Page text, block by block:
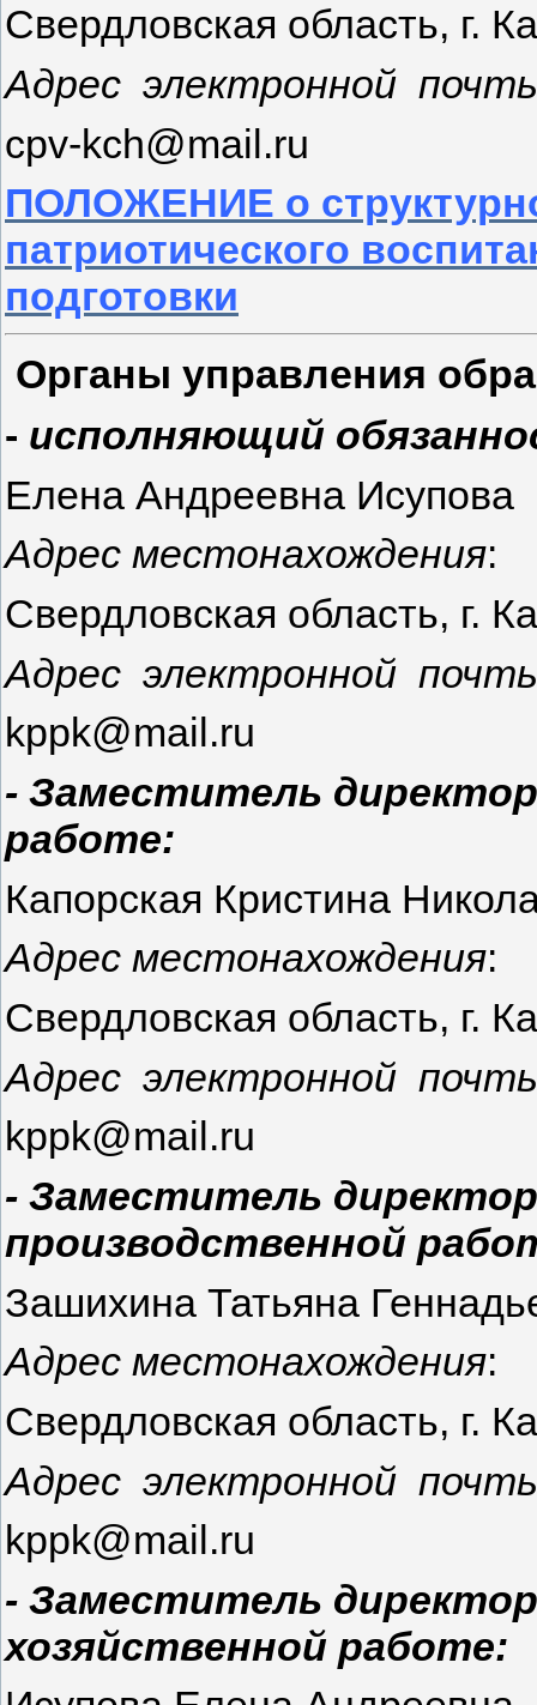
Свердловская область, г.
Адрес электронной
cpv-kch@mail.ru
ПОЛОЖЕНИЕ о
патриотического
подготовки
Органы управления
- исполняющий
Елена Андреевна Исупова
Адрес местонахождения:
Свердловская область, г.
Адрес электронной
kppk@mail.ru
- Заместитель
работе:
Капорская Кристина
Адрес местонахождения:
Свердловская область, г.
Адрес электронной
kppk@mail.ru
- Заместитель
производственной
Зашихина Татьяна
Адрес местонахождения:
Свердловская область, г.
Адрес электронной
kppk@mail.ru
- Заместитель
хозяйственной работе: